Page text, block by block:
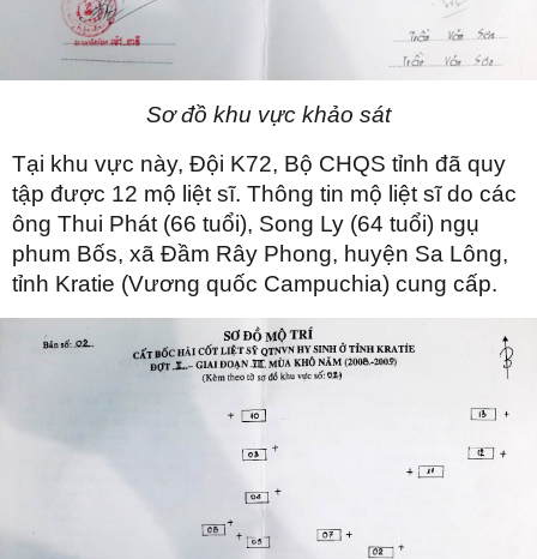
Sơ đồ khu vực khảo sát
Tại khu vực này, Đội K72, Bộ CHQS tỉnh đã quy
tập được 12 mộ liệt sĩ. Thông tin mộ liệt sĩ do các
ông Thui Phát (66 tuổi), Song Ly (64 tuổi) ngụ
phum Bốs, xã Đầm Rây Phong, huyện Sa Lông,
tỉnh Kratie (Vương quốc Campuchia) cung cấp.